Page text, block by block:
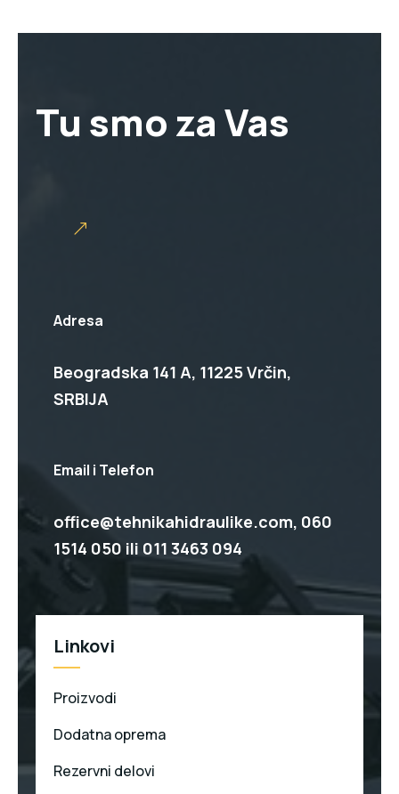
Tu smo za Vas
Adresa
Beogradska 141 A, 11225 Vrčin,
SRBIJA
Email i Telefon
office@tehnikahidraulike.com, 060
1514 050 ili 011 3463 094
Linkovi
Proizvodi
Dodatna oprema
Rezervni delovi